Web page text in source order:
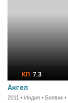
7.3
Ангел
2011 • Индия • Боевик •